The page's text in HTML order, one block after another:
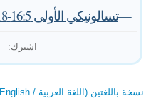
—تسالونيكي الأولى 16:5-18
اشترك:
نسخة باللغتين (اللغة العربية / English)